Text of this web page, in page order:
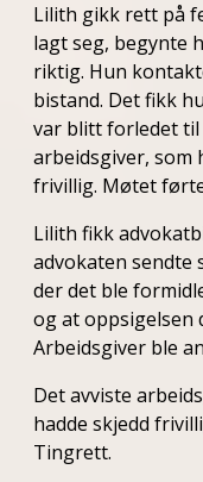
Lilith gikk rett på
lagt seg, begynte
riktig. Hun
bistand. Det fikk
var blitt forledet til
arbeidsgiver, som
frivillig. Møtet
Lilith fikk
advokaten sendte
der det ble
og at oppsigelsen
Arbeidsgiver ble
Det avviste
hadde skjedd
Tingrett.